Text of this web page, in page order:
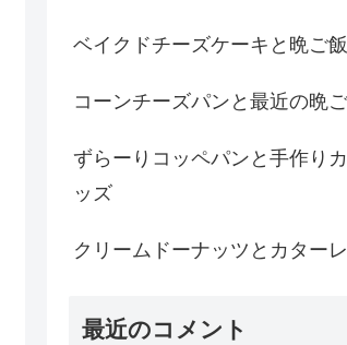
ベイクドチーズケーキと晩ご飯
コーンチーズパンと最近の晩
ずらーりコッペパンと手作り
ッズ
クリームドーナッツとカター
最近のコメント